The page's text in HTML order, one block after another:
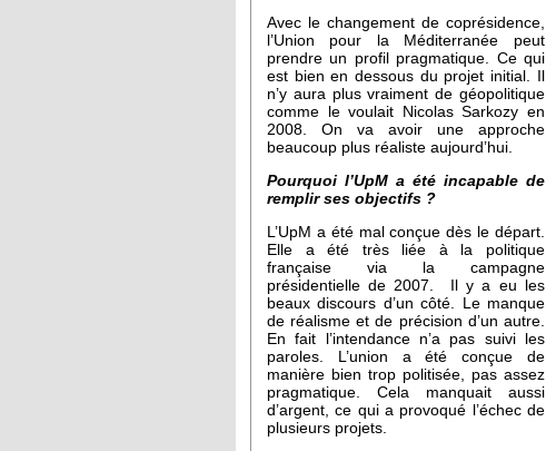
Avec le changement de coprésidence,
l’Union pour la Méditerranée peut
prendre un profil pragmatique. Ce qui
est bien en dessous du projet initial. Il
n’y aura plus vraiment de géopolitique
comme le voulait Nicolas Sarkozy en
2008. On va avoir une approche
beaucoup plus réaliste aujourd’hui.
Pourquoi l’UpM a été incapable de
remplir ses objectifs ?
L’UpM a été mal conçue dès le départ.
Elle a été très liée à la politique
française via la campagne
présidentielle de 2007. Il y a eu les
beaux discours d’un côté. Le manque
de réalisme et de précision d’un autre.
En fait l’intendance n’a pas suivi les
paroles. L’union a été conçue de
manière bien trop politisée, pas assez
pragmatique. Cela manquait aussi
d’argent, ce qui a provoqué l’échec de
plusieurs projets.